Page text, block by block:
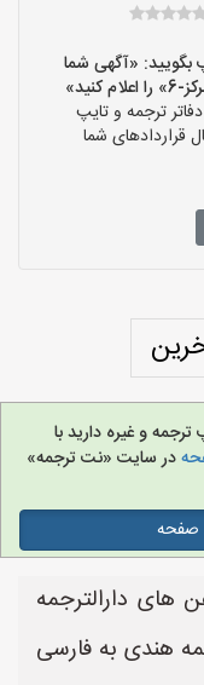
بگویید: «آگهی شما
ترجمه و تایپ
قراردادهای شما
و غیره دارید با
در سایت «نت ترجمه»
صفحه
های دارالترجمه
هندی به فارسی